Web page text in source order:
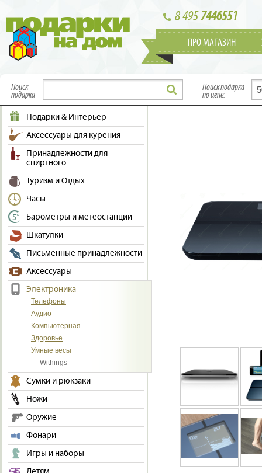
8 4957446551
ПРО МАГАЗИН
Поиск
подарка
Поиск подарка
по цене:
Подарки & Интерьер
Аксессуары для курения
Принадлежности для
спиртного
Туризм и Отдых
Часы
Барометры и метеостанции
Шкатулки
Письменные принадлежности
Аксессуары
Электроника
Телефоны
Аудио
Компьютерная
Здоровье
Умные весы
Withings
Сумки и рюкзаки
Ножи
Оружие
Фонари
Игры и наборы